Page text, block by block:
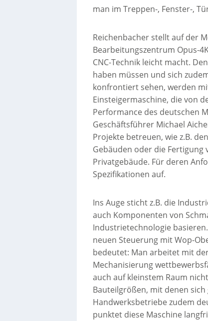
man im Treppen-, Fenster-,
Reichenbacher stellt auf der
Bearbeitungszentrum Opus-
CNC-Technik leicht macht.
haben müssen und sich
konfrontiert sehen, werden
Einsteigermaschine, die von
Performance des deutschen
Geschäftsführer Michael
Projekte betreuen, wie z.B.
Gebäuden oder die
Privatgebäude. Für deren
Spezifikationen auf.
Ins Auge sticht z.B. die
auch Komponenten von
Industrietechnologie
neuen Steuerung mit Wop-
bedeutet: Man arbeitet mit
Mechanisierung
auch auf kleinstem Raum
Bauteilgrößen, mit denen
Handwerksbetriebe zudem
punktet diese Maschine